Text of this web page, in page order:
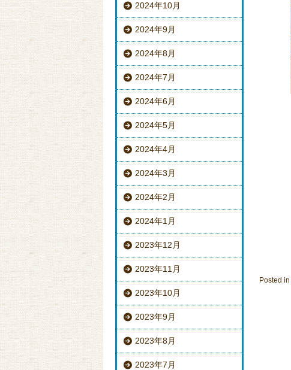
2024年10月
2024年9月
2024年8月
2024年7月
2024年6月
2024年5月
2024年4月
2024年3月
2024年2月
2024年1月
2023年12月
2023年11月
2023年10月
2023年9月
2023年8月
2023年7月
Posted in